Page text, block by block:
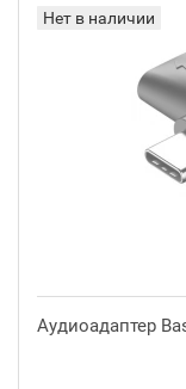
Нет в наличии
Аудиоадаптер